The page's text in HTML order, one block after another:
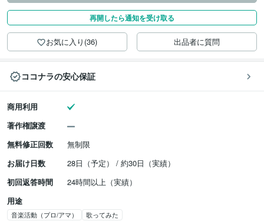
再開したら通知を受け取る
お気に入り(36) 出品者に質問
ココナラの安心保証
商用利用
著作権譲渡
無料修正回数
無制限
お届け日数
28日（予定） / 約30日（実績）
初回返答時間
24時間以上（実績）
用途
音楽活動（プロ/アマ） 歌ってみた